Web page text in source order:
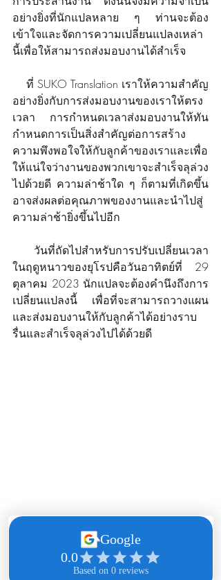
อย่างยิ่งที่นักแปลหลาย ๆ ท่านจะต้อง
เข้าใจและจัดการความเปลี่ยนแปลงเหล่า
นี้เพื่อให้สามารถส่งมอบงานได้สำเร็จ
อย่างยิ่งกับการส่งมอบงานของเราให้ตรง
เวลา การกำหนดเวลาส่งมอบงานให้ทัน
กำหนดการเป็นสิ่งสำคัญต่อการสร้าง
ความพึงพอใจให้กับลูกค้าของเราและเพื่อ
ให้แน่ใจว่างานของพวกเขาจะสำเร็จลุล่วง
ไปด้วยดี ความล่าช้าใด ๆ ก็ตามที่เกิดขึ้น
อาจส่งผลต่อคุณภาพของงานและนำไปสู่
ความล่าช้ายิ่งขึ้นไปอีก
ในฤดูหนาวของยุโรปคือวันอาทิตย์ที่ 29
ตุลาคม 2023 นักแปลจะต้องคำนึงถึงการ
เปลี่ยนแปลงนี้ เพื่อที่จะสามารถวางแผน
และส่งมอบงานให้กับลูกค้าได้อย่างราบ
รื่นและสำเร็จลุล่วงไปได้ด้วยดี